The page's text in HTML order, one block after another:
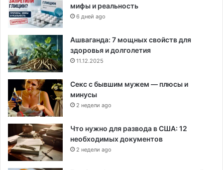
мифы и реальность
6 дней ago
Ашваганда: 7 мощных свойств для
здоровья и долголетия
11.12.2025
Секс с бывшим мужем — плюсы и
минусы
2 недели ago
Что нужно для развода в США: 12
необходимых документов
2 недели ago